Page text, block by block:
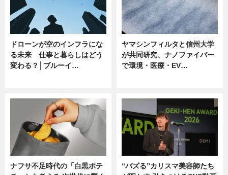
ドローンが空のインフラにな
る未来 仕事と暮らしはどう
変わる？│ブルーイ…
ヤマシンフィルタと信州大学
が共同研究、ナノファイバー
で環境・医療・EV…
ナフサ不足時代の「白黒ポテ
“バズる”カリスマ美容師たち